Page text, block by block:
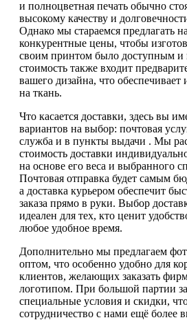
и полноцветная печать обычно
высокому качеству и
Однако мы стараемся предлагать
конкурентные цены, чтобы
своим принтом было доступным и
стоимость также входит
вашего дизайна, что обеспечивает
на ткань.
Что касается доставки, здесь вы
вариантов на выбор: почтовая
служба и в пункты выдачи . Мы
стоимость доставки
на основе его веса и выбранного
Почтовая отправка будет самым
а доставка курьером обеспечит
заказа прямо в руки. Выбор
идеален для тех, кто ценит
любое удобное время.
Дополнительно мы предлагаем
оптом, что особенно удобно для
клиентов, желающих заказать
логотипом. При большой партии
специальные условия и скидки,
сотрудничество с нами ещё более